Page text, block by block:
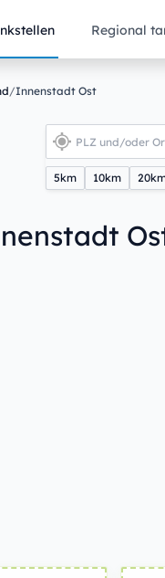
Regional
/Innenstadt Ost
5km 10km